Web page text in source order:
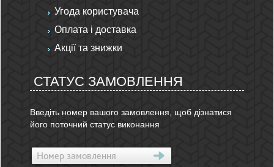
Угода користувача
Оплата і доставка
Акції та знижки
СТАТУС ЗАМОВЛЕННЯ
Введіть номер вашого замовлення, щоб дізнатися
його поточний статус виконання